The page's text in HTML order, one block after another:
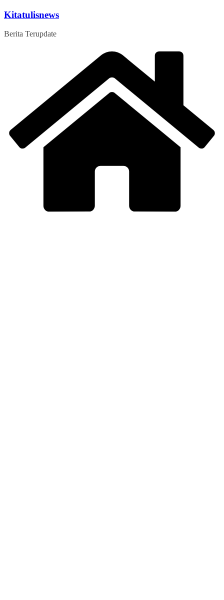
Skip
content
Kitatulisnews
Berita Terupdate